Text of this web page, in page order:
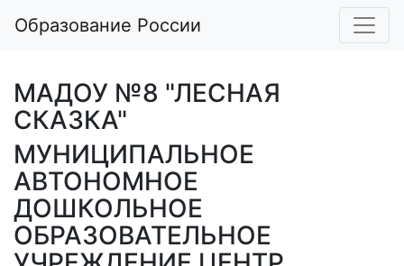
Образование России
МАДОУ №8 "ЛЕСНАЯ
СКАЗКА"
МУНИЦИПАЛЬНОЕ
АВТОНОМНОЕ
ДОШКОЛЬНОЕ
ОБРАЗОВАТЕЛЬНОЕ